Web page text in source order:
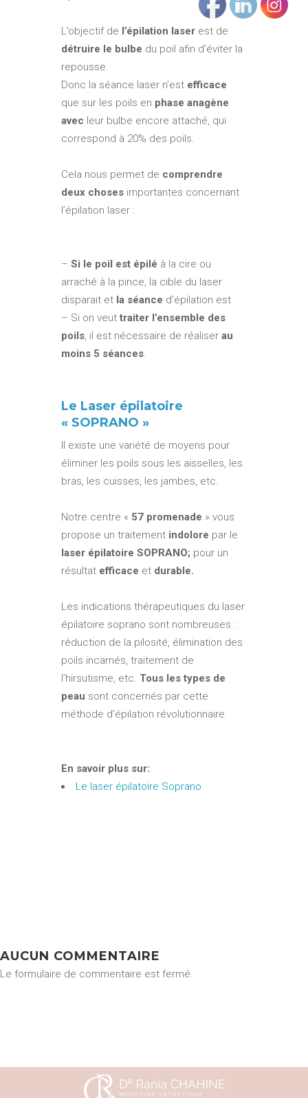
L’objectif de l’épilation laser est de
détruire le bulbe du poil afin d’éviter la
repousse.
Donc la séance laser n’est efficace
que sur les poils en phase anagène
avec leur bulbe encore attaché, qui
correspond à 20% des poils.
Cela nous permet de comprendre
deux choses importantes concernant
l’épilation laser :
– Si le poil est épilé à la cire ou
arraché à la pince, la cible du laser
disparait et la séance d’épilation est
– Si on veut traiter l’ensemble des
poils, il est nécessaire de réaliser au
moins 5 séances.
Le Laser épilatoire
« SOPRANO »
Il existe une variété de moyens pour
éliminer les poils sous les aisselles, les
bras, les cuisses, les jambes, etc.
Notre centre « 57 promenade » vous
propose un traitement indolore par le
laser épilatoire SOPRANO; pour un
résultat efficace et durable.
Les indications thérapeutiques du laser
épilatoire soprano sont nombreuses :
réduction de la pilosité, élimination des
poils incarnés, traitement de
l’hirsutisme, etc. Tous les types de
peau sont concernés par cette
méthode d’épilation révolutionnaire.
En savoir plus sur:
Le laser épilatoire Soprano
AUCUN COMMENTAIRE
Le formulaire de commentaire est fermé.